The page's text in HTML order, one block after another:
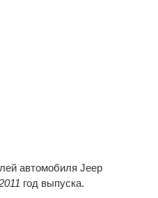
автомобиля Jeep
год выпуска.